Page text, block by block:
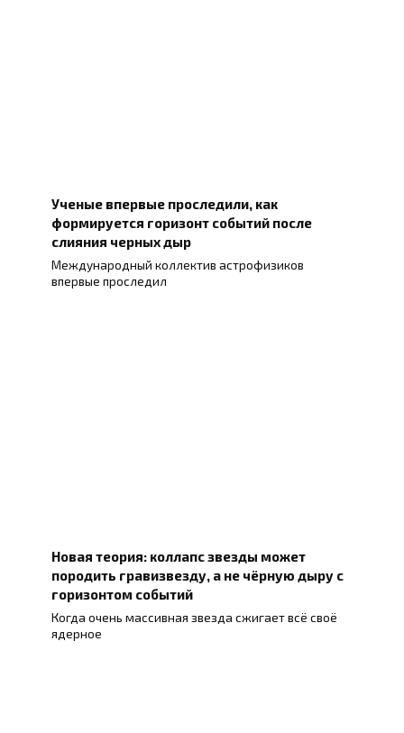
Ученые впервые проследили, как
формируется горизонт событий после
слияния черных дыр
Международный коллектив астрофизиков
впервые проследил
Новая теория: коллапс звезды может
породить гравизвезду, а не чёрную дыру с
горизонтом событий
Когда очень массивная звезда сжигает всё своё
ядерное